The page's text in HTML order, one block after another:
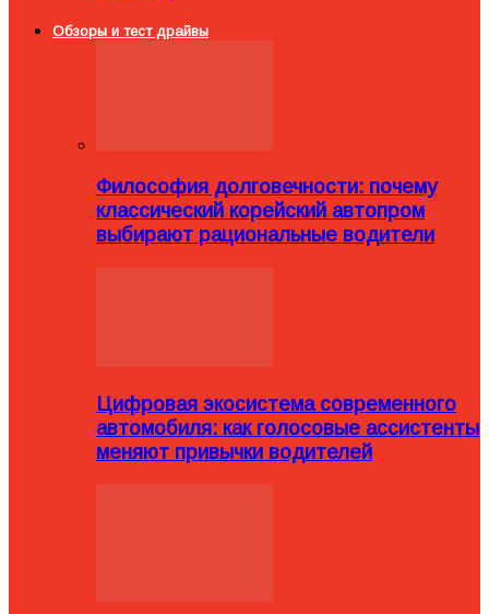
Обзоры и тест драйвы
Философия долговечности: почему
классический корейский автопром
выбирают рациональные водители
Цифровая экосистема современного
автомобиля: как голосовые ассистенты
меняют привычки водителей